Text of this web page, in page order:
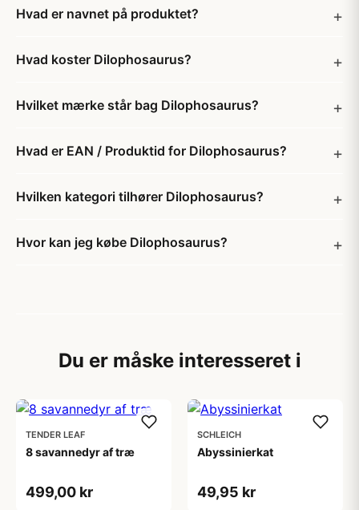
Hvad er navnet på produktet?
Hvad koster Dilophosaurus?
Hvilket mærke står bag Dilophosaurus?
Hvad er EAN / Produktid for Dilophosaurus?
Hvilken kategori tilhører Dilophosaurus?
Hvor kan jeg købe Dilophosaurus?
Du er måske interesseret i
TENDER LEAF
8 savannedyr af træ
499,00 kr
SCHLEICH
Abyssinierkat
49,95 kr